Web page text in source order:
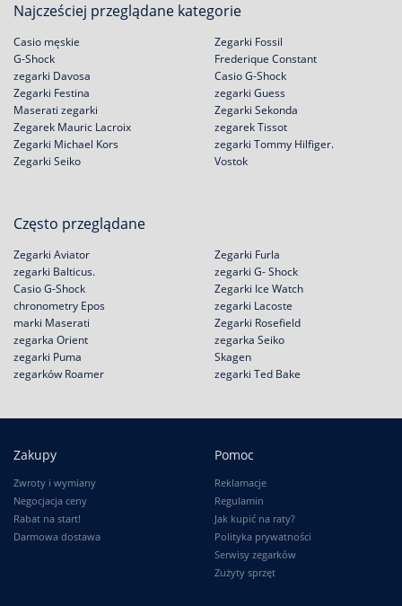
Najcześciej przeglądane kategorie
Casio męskie
G-Shock
zegarki Davosa
Zegarki Festina
Zegarki Fossil
Frederique Constant
Casio G-Shock
zegarki Guess
Maserati zegarki
Zegarek Mauric Lacroix
Zegarki Michael Kors
Zegarki Seiko
Zegarki Sekonda
zegarek Tissot
zegarki Tommy Hilfiger.
Vostok
Często przeglądane
Zegarki Aviator
zegarki Balticus.
Casio G-Shock
chronometry Epos
Zegarki Furla
zegarki G- Shock
Zegarki Ice Watch
zegarki Lacoste
marki Maserati
zegarka Orient
zegarki Puma
zegarków Roamer
Zegarki Rosefield
zegarka Seiko
Skagen
zegarki Ted Bake
Zakupy
Zwroty i wymiany
Negocjacja ceny
Rabat na start!
Darmowa dostawa
Pomoc
Reklamacje
Regulamin
Jak kupić na raty?
Polityka prywatności
Serwisy zegarków
Zużyty sprzęt